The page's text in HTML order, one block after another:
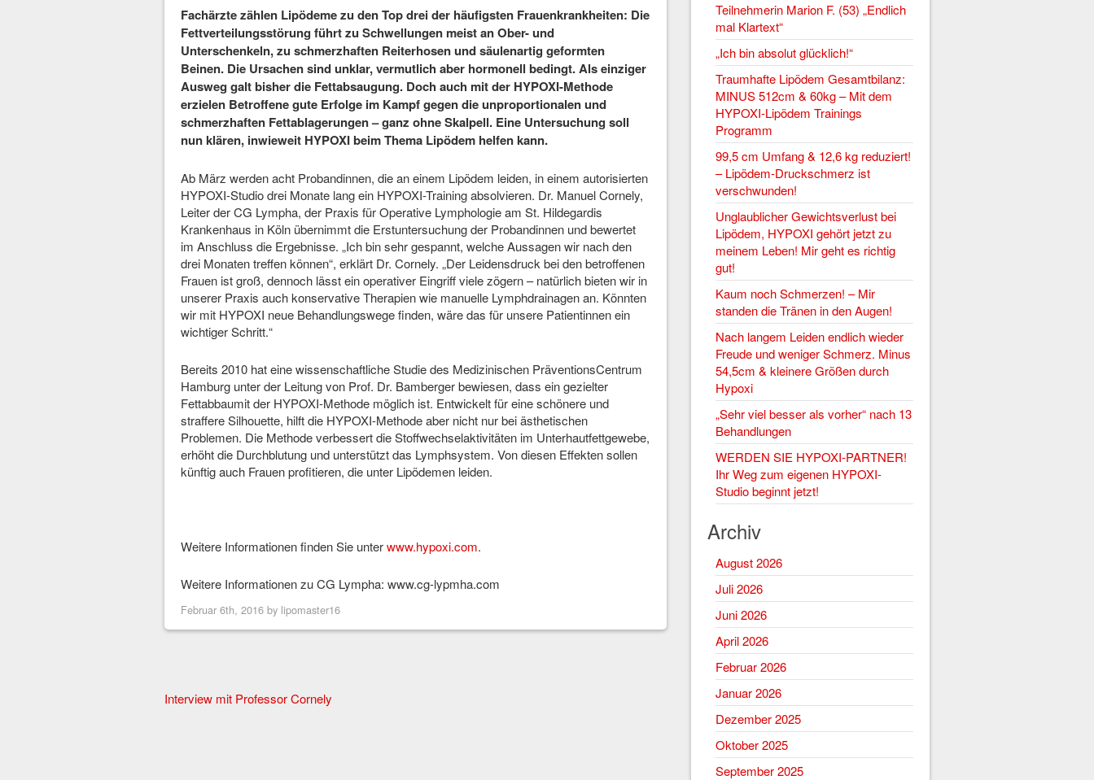
Fachärzte zählen Lipödeme zu den Top drei der häufigsten Frauenkrankheiten: Die
Fettverteilungsstörung führt zu Schwellungen meist an Ober- und
Unterschenkeln, zu schmerzhaften Reiterhosen und säulenartig geformten
Beinen. Die Ursachen sind unklar, vermutlich aber hormonell bedingt. Als einziger
Ausweg galt bisher die Fettabsaugung. Doch auch mit der HYPOXI-Methode
erzielen Betroffene gute Erfolge im Kampf gegen die unproportionalen und
schmerzhaften Fettablagerungen – ganz ohne Skalpell. Eine Untersuchung soll
nun klären, inwieweit HYPOXI beim Thema Lipödem helfen kann.
Ab März werden acht Probandinnen, die an einem Lipödem leiden, in einem autorisierten
HYPOXI-Studio drei Monate lang ein HYPOXI-Training absolvieren. Dr. Manuel Cornely,
Leiter der CG Lympha, der Praxis für Operative Lymphologie am St. Hildegardis
Krankenhaus in Köln übernimmt die Erstuntersuchung der Probandinnen und bewertet
im Anschluss die Ergebnisse. „Ich bin sehr gespannt, welche Aussagen wir nach den
drei Monaten treffen können“, erklärt Dr. Cornely. „Der Leidensdruck bei den betroffenen
Frauen ist groß, dennoch lässt ein operativer Eingriff viele zögern – natürlich bieten wir in
unserer Praxis auch konservative Therapien wie manuelle Lymphdrainagen an. Könnten
wir mit HYPOXI neue Behandlungswege finden, wäre das für unsere Patientinnen ein
wichtiger Schritt.“
Bereits 2010 hat eine wissenschaftliche Studie des Medizinischen PräventionsCentrum
Hamburg unter der Leitung von Prof. Dr. Bamberger bewiesen, dass ein gezielter
Fettabbaumit der HYPOXI-Methode möglich ist. Entwickelt für eine schönere und
straffere Silhouette, hilft die HYPOXI-Methode aber nicht nur bei ästhetischen
Problemen. Die Methode verbessert die Stoffwechselaktivitäten im Unterhautfettgewebe,
erhöht die Durchblutung und unterstützt das Lymphsystem. Von diesen Effekten sollen
künftig auch Frauen profitieren, die unter Lipödemen leiden.
Weitere Informationen finden Sie unterwww.hypoxi.com.
Weitere Informationen zu CG Lympha: www.cg-lypmha.com
Februar 6th, 2016 by lipomaster16
Other
Interview mit Professor Cornely
Teilnehmerin Marion F. (53) „Endlich
mal Klartext“
„Ich bin absolut glücklich!“
Traumhafte Lipödem Gesamtbilanz:
MINUS 512cm & 60kg – Mit dem
HYPOXI-Lipödem Trainings
Programm
99,5 cm Umfang & 12,6 kg reduziert!
– Lipödem-Druckschmerz ist
verschwunden!
Unglaublicher Gewichtsverlust bei
Lipödem, HYPOXI gehört jetzt zu
meinem Leben! Mir geht es richtig
gut!
Kaum noch Schmerzen! – Mir
standen die Tränen in den Augen!
Nach langem Leiden endlich wieder
Freude und weniger Schmerz. Minus
54,5cm & kleinere Größen durch
Hypoxi
„Sehr viel besser als vorher“ nach 13
Behandlungen
WERDEN SIE HYPOXI-PARTNER!
Ihr Weg zum eigenen HYPOXI-
Studio beginnt jetzt!
Archiv
August 2026
Juli 2026
Juni 2026
April 2026
Februar 2026
Januar 2026
Dezember 2025
Oktober 2025
September 2025